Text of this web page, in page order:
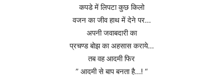
कपडे में लिपटा कुछ किलो
वजन का जीव हाथ में देने पर…
अपनी जवाबदारी का
प्रचण्ड बोझ का अहसास कराये…
तब वह आदमी फिर
” आदमी से बाप बनता है…! “